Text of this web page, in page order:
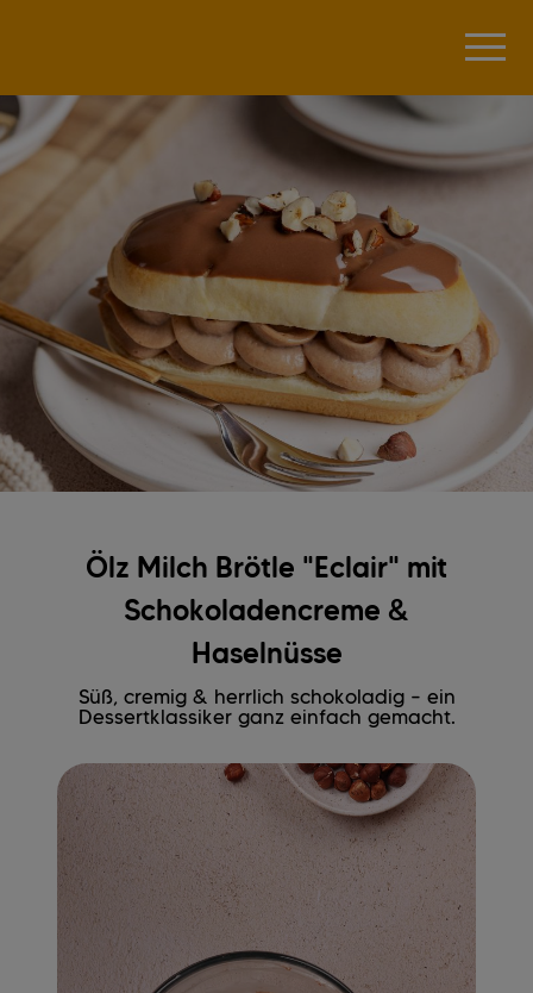
Ölz Milch Brötle "Eclair" mit
Schokoladencreme &
Haselnüsse
Süß, cremig & herrlich schokoladig – ein
Dessertklassiker ganz einfach gemacht.